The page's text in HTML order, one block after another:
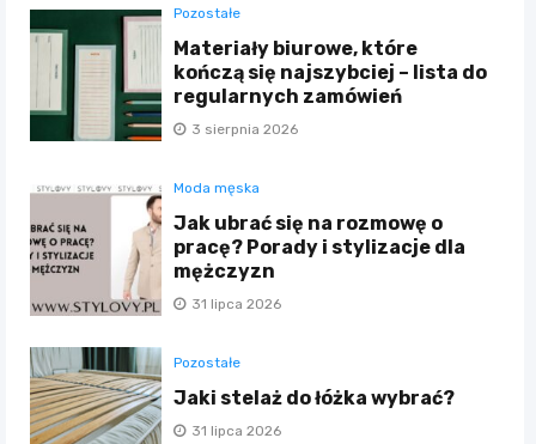
Pozostałe
Materiały biurowe, które
kończą się najszybciej – lista do
regularnych zamówień
3 sierpnia 2026
Moda męska
Jak ubrać się na rozmowę o
pracę? Porady i stylizacje dla
mężczyzn
31 lipca 2026
Pozostałe
Jaki stelaż do łóżka wybrać?
31 lipca 2026